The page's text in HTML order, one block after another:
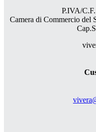
P.IVA/
Camera di Commercio